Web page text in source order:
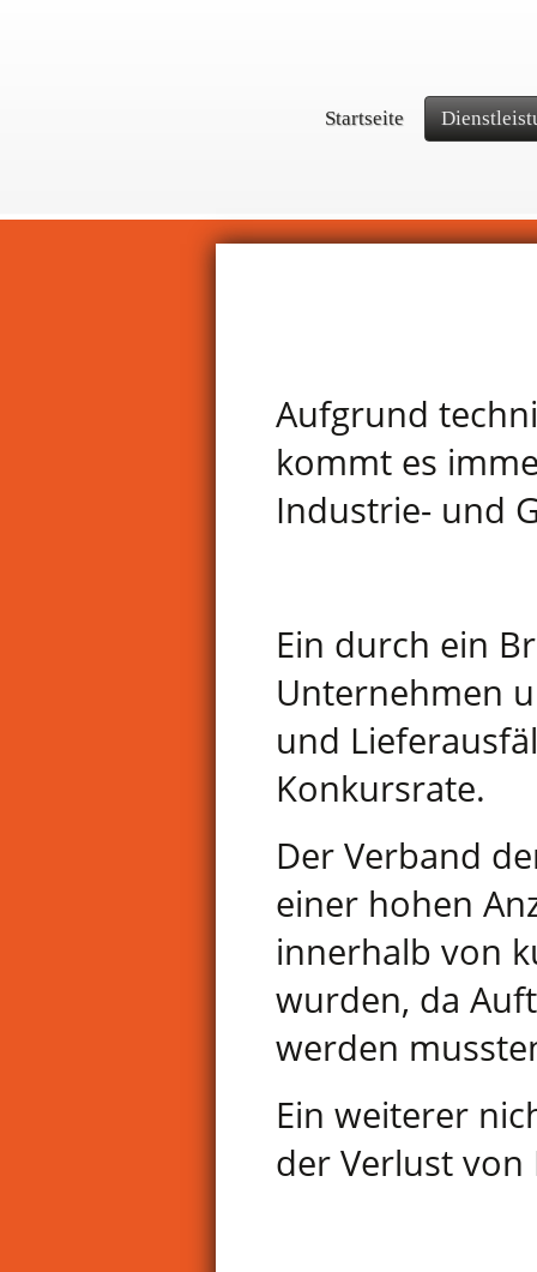
Startseite
Aufgrund
kommt es
Industrie- und
Ein durch ein
Unternehmen
und
Konkursrate.
Der Verband
einer hohen
innerhalb von
wurden, da
werden
Ein weiterer
der Verlust